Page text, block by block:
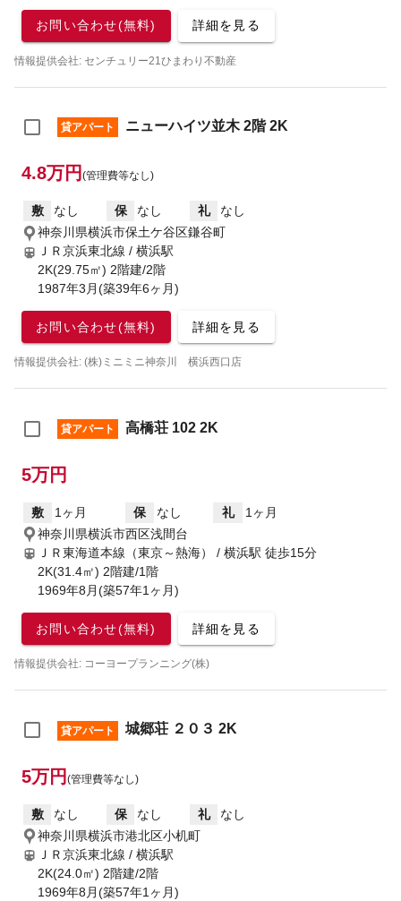
お問い合わせ(無料) 詳細を見る
情報提供会社: センチュリー21ひまわり不動産
貸アパート ニューハイツ並木 2階 2K
4.8万円 (管理費等なし)
敷 なし 保 なし 礼
なし
神奈川県横浜市保土ケ谷区鎌谷町
ＪＲ京浜東北線 / 横浜駅
2K(29.75㎡) 2階建/2階
1987年3月(築39年6ヶ月)
お問い合わせ(無料) 詳細を見る
情報提供会社: (株)ミニミニ神奈川 横浜西口店
貸アパート 高橋荘 102 2K
5万円
敷 1ヶ月 保 なし 礼
1ヶ月
神奈川県横浜市西区浅間台
ＪＲ東海道本線（東京～熱海） / 横浜駅 徒歩15分
2K(31.4㎡) 2階建/1階
1969年8月(築57年1ヶ月)
お問い合わせ(無料) 詳細を見る
情報提供会社: コーヨープランニング(株)
貸アパート 城郷荘 ２０３ 2K
5万円 (管理費等なし)
敷 なし 保 なし 礼
なし
神奈川県横浜市港北区小机町
ＪＲ京浜東北線 / 横浜駅
2K(24.0㎡) 2階建/2階
1969年8月(築57年1ヶ月)